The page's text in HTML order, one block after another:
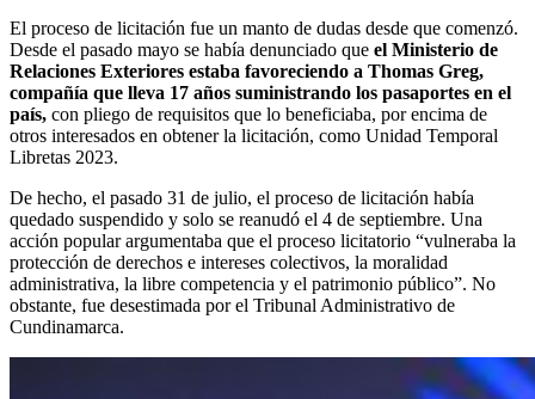
El proceso de licitación fue un manto de dudas desde que comenzó.
Desde el pasado mayo se había denunciado que el Ministerio de
Relaciones Exteriores estaba favoreciendo a Thomas Greg,
compañía que lleva 17 años suministrando los pasaportes en el
país, con pliego de requisitos que lo beneficiaba, por encima de
otros interesados en obtener la licitación, como Unidad Temporal
Libretas 2023.
De hecho, el pasado 31 de julio, el proceso de licitación había
quedado suspendido y solo se reanudó el 4 de septiembre. Una
acción popular argumentaba que el proceso licitatorio “vulneraba la
protección de derechos e intereses colectivos, la moralidad
administrativa, la libre competencia y el patrimonio público”. No
obstante, fue desestimada por el Tribunal Administrativo de
Cundinamarca.